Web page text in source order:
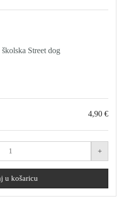
Street dog
4,90 €